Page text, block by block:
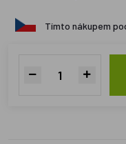
Tímto nákupem